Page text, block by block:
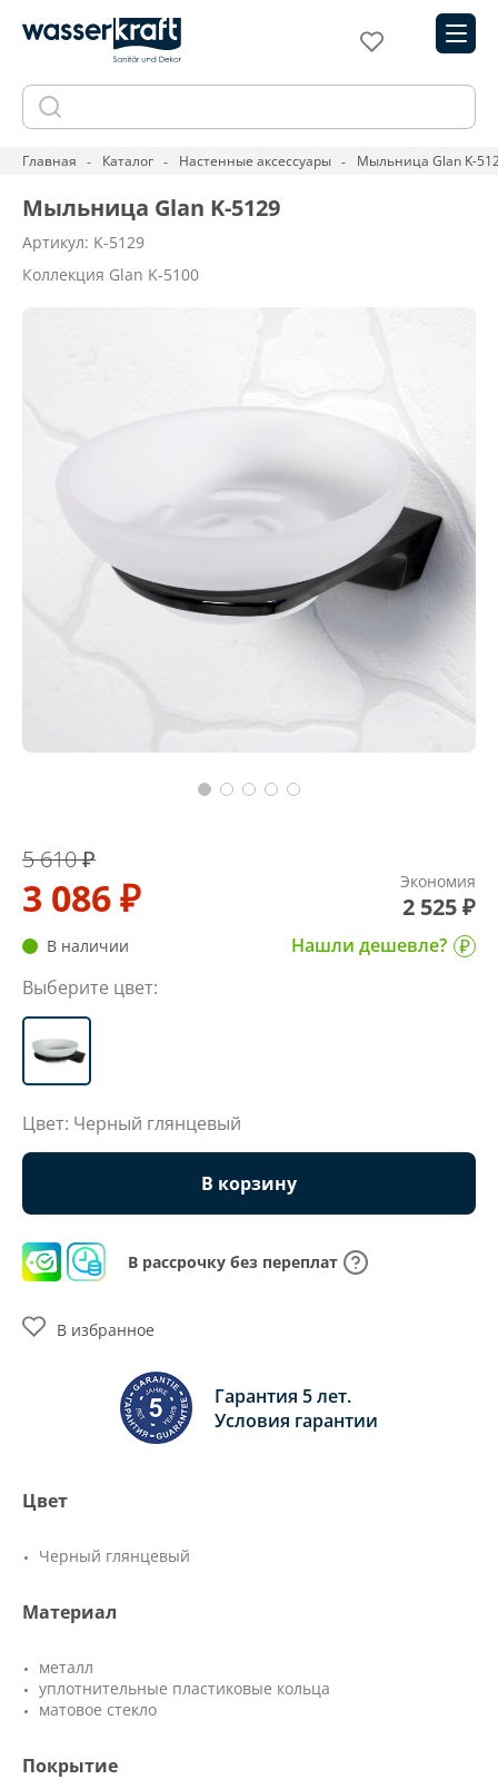
Главная Каталог Настенные аксессуары Мыльница Glan K-
Мыльница Glan K-5129
Артикул: K-5129
Коллекция Glan K-5100
5 610 ₽
3 086 ₽ Экономия
2 525 ₽
В наличии
Нашли дешевле?
Выберите цвет:
Цвет: Черный глянцевый
В корзину
В рассрочку без переплат
Гарантия 5 лет.
Условия гарантии
В избранное
Цвет
Черный глянцевый
Материал
металл
уплотнительные пластиковые кольца
матовое стекло
Покрытие